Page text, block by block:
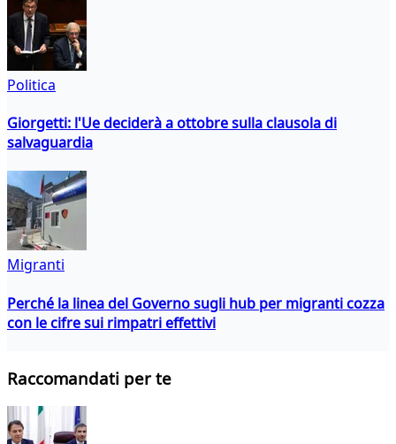
Politica
Giorgetti: l'Ue deciderà a ottobre sulla clausola di
salvaguardia
Migranti
Perché la linea del Governo sugli hub per migranti cozza
con le cifre sui rimpatri effettivi
Raccomandati per te